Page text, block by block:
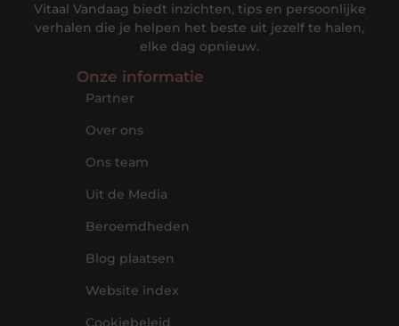
Vitaal Vandaag biedt inzichten, tips en persoonlijke
verhalen die je helpen het beste uit jezelf te halen,
elke dag opnieuw.
Onze informatie
Partner
Over ons
Ons team
Uit de Media
Beroemdheden
Blog plaatsen
Website index
Cookiebeleid